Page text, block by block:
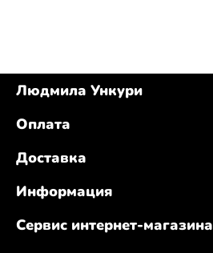
Людмила Ункури
Оплата
Доставка
Информация
Сервис интернет-магазина